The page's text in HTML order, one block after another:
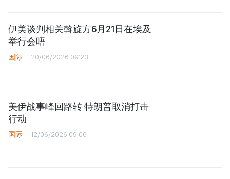
伊美谈判相关斡旋方6月21日在埃及
举行会晤
国际 20/06/2026 09:23
美伊战事峰回路转 特朗普取消打击
行动
国际 12/06/2026 09:06